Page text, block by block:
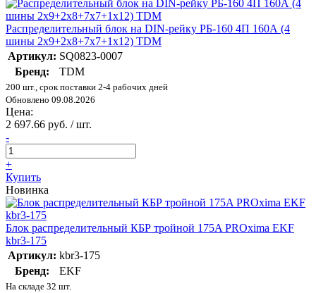
Распределительный блок на DIN-рейку РБ-160 4П 160А (4
шины 2х9+2х8+7х7+1х12) TDM
Артикул: SQ0823-0007
Бренд:
TDM
200 шт., срок поставки 2-4 рабочих дней
Обновлено 09.08.2026
Цена:
2 697.66 руб. / шт.
-
+
Купить
Новинка
Блок распределительный КБР тройной 175A PROxima EKF
kbr3-175
Артикул: kbr3-175
Бренд:
EKF
На складе 32 шт.